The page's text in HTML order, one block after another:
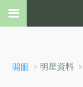
開眼 ﹥明星資料